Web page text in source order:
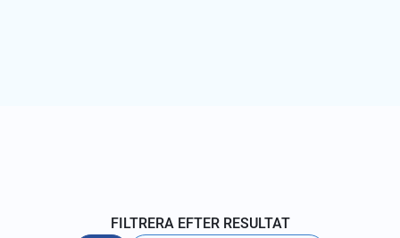
FILTRERA EFTER RESULTAT